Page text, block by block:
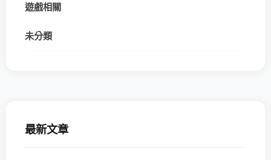
遊戲相關
未分類
最新文章